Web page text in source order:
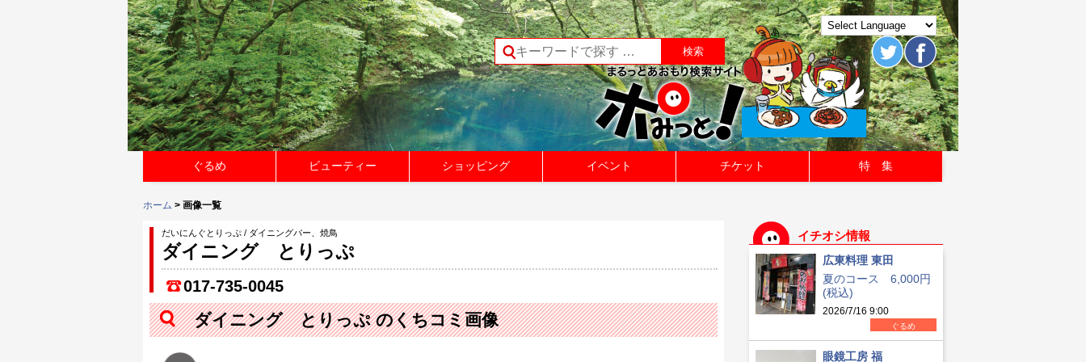
ぐるめ ビューティー ショッピング イベント チケット 特 集
ホーム > 画像一覧
だいにんぐとりっぷ / ダイニングバー、焼鳥
ダイニング とりっぷ
017-735-0045
ダイニング とりっぷ のくちコミ画像
イチオシ情報
広東料理 東田
夏のコース 6,000円
(税込)
2026/7/16 9:00
ぐるめ
眼鏡工房 福